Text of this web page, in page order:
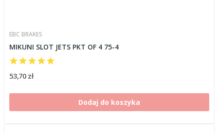
EBC BRAKES
MIKUNI SLOT JETS PKT OF 4 75-4
53,70 zł
Dodaj do koszyka